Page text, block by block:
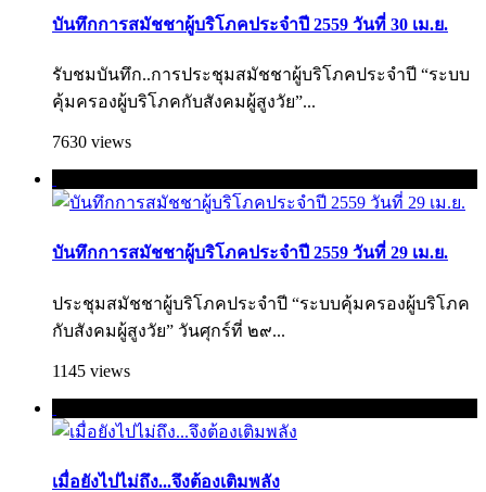
บันทึกการสมัชชาผู้บริโภคประจำปี 2559 วันที่ 30 เม.ย.
รับชมบันทึก..การประชุมสมัชชาผู้บริโภคประจำปี “ระบบ
คุ้มครองผู้บริโภคกับสังคมผู้สูงวัย”...
7630 views
บันทึกการสมัชชาผู้บริโภคประจำปี 2559 วันที่ 29 เม.ย.
ประชุมสมัชชาผู้บริโภคประจำปี “ระบบคุ้มครองผู้บริโภค
กับสังคมผู้สูงวัย” วันศุกร์ที่ ๒๙...
1145 views
เมื่อยังไปไม่ถึง...จึงต้องเติมพลัง